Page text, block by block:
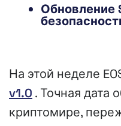
Обновление
На этой неделе
v1.0 . Точная дата
криптомире,